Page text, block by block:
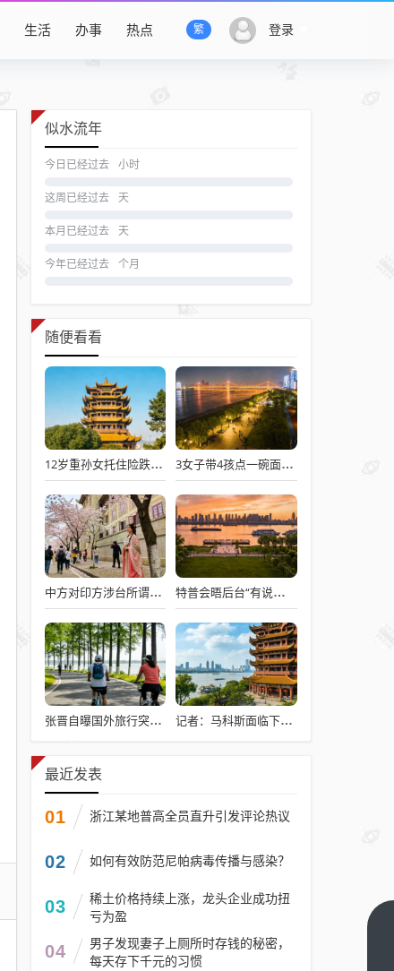
登录
繁
生活 办事 热点
似水流年
今日已经过去 小时
这周已经过去 天
本月已经过去 天
今年已经过去 个月
随便看看
12岁重孙女托住险跌倒的92岁太爷爷 3女子带4孩点一碗面多次免费续面
中方对印方涉台所谓“澄清”感到意外 特普会晤后台“有说有笑”愉快交流
张晋自曝国外旅行突发心脏病险丧命 记者：马科斯面临下台危机
最近发表
01 浙江某地普高全员直升引发评论热议
02 如何有效防范尼帕病毒传播与感染？
03
稀土价格持续上涨，龙头企业成功扭
亏为盈
04
男子发现妻子上厕所时存钱的秘密，
每天存下千元的习惯